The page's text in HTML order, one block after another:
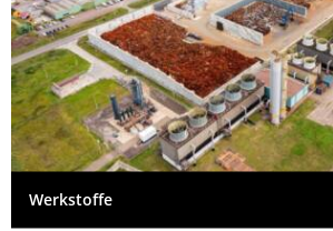
Werkstoffe